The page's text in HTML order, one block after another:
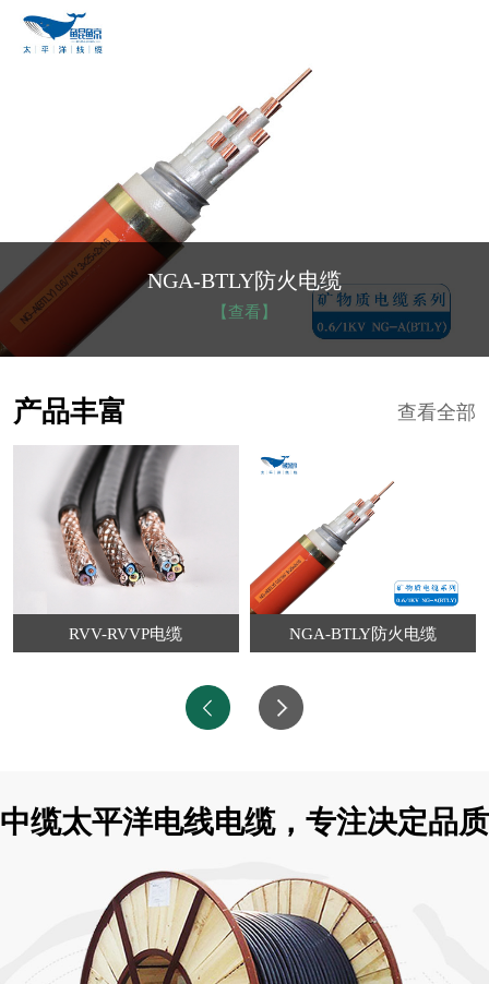
NGA-BTLY防火电缆
【查看】
查看全部
产品丰富
RVV-RVVP电缆 NGA-BTLY防火电缆
中缆太平洋电线电缆，专注决定品质